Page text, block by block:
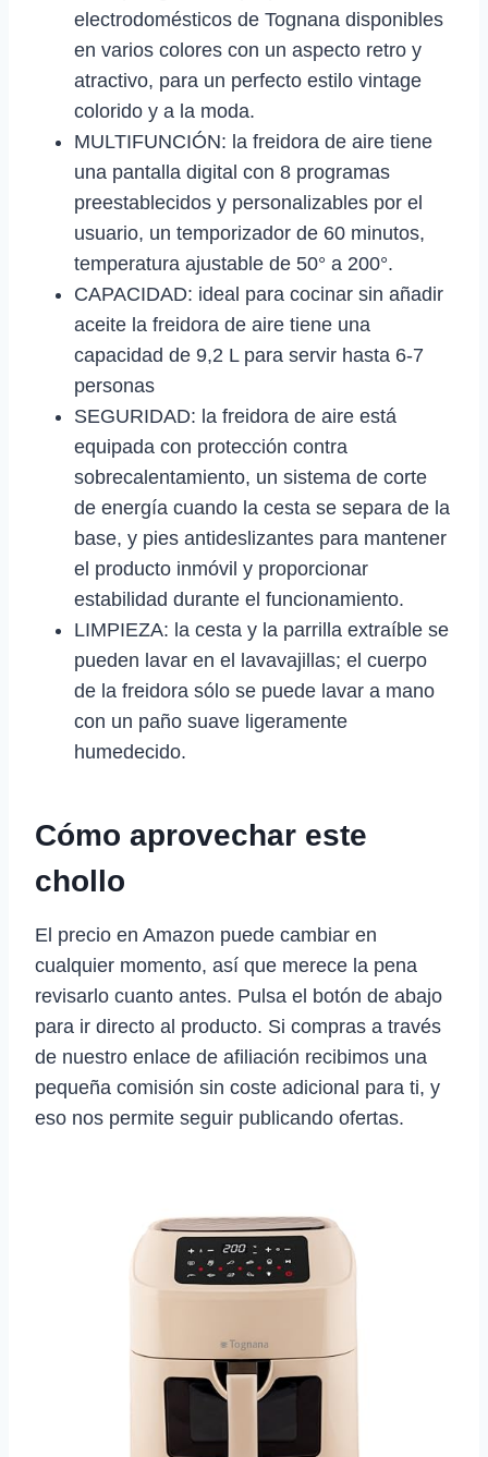
electrodomésticos de Tognana disponibles
en varios colores con un aspecto retro y
atractivo, para un perfecto estilo vintage
colorido y a la moda.
MULTIFUNCIÓN: la freidora de aire tiene
una pantalla digital con 8 programas
preestablecidos y personalizables por el
usuario, un temporizador de 60 minutos,
temperatura ajustable de 50° a 200°.
CAPACIDAD: ideal para cocinar sin añadir
aceite la freidora de aire tiene una
capacidad de 9,2 L para servir hasta 6-7
personas
SEGURIDAD: la freidora de aire está
equipada con protección contra
sobrecalentamiento, un sistema de corte
de energía cuando la cesta se separa de la
base, y pies antideslizantes para mantener
el producto inmóvil y proporcionar
estabilidad durante el funcionamiento.
LIMPIEZA: la cesta y la parrilla extraíble se
pueden lavar en el lavavajillas; el cuerpo
de la freidora sólo se puede lavar a mano
con un paño suave ligeramente
humedecido.
Cómo aprovechar este
chollo
El precio en Amazon puede cambiar en
cualquier momento, así que merece la pena
revisarlo cuanto antes. Pulsa el botón de abajo
para ir directo al producto. Si compras a través
de nuestro enlace de afiliación recibimos una
pequeña comisión sin coste adicional para ti, y
eso nos permite seguir publicando ofertas.